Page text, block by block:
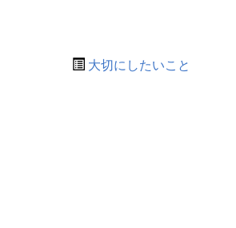
大切にしたいこと